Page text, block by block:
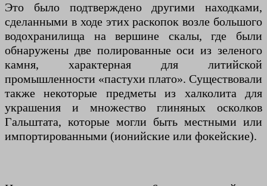
Это было подтверждено другими находками,
сделанными в ходе этих раскопок возле большого
водохранилища на вершине скалы, где были
обнаружены две полированные оси из зеленого
камня, характерная для литийской
промышленности «пастухи плато». Существовали
также некоторые предметы из халколита для
украшения и множество глиняных осколков
Гальштата, которые могли быть местными или
импортированными (ионийские или фокейские).